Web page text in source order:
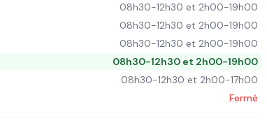
08h30-12h30 et 2h00-19h00
08h30-12h30 et 2h00-19h00
08h30-12h30 et 2h00-19h00
08h30-12h30 et 2h00-19h00
08h30-12h30 et 2h00-17h00
Fermé